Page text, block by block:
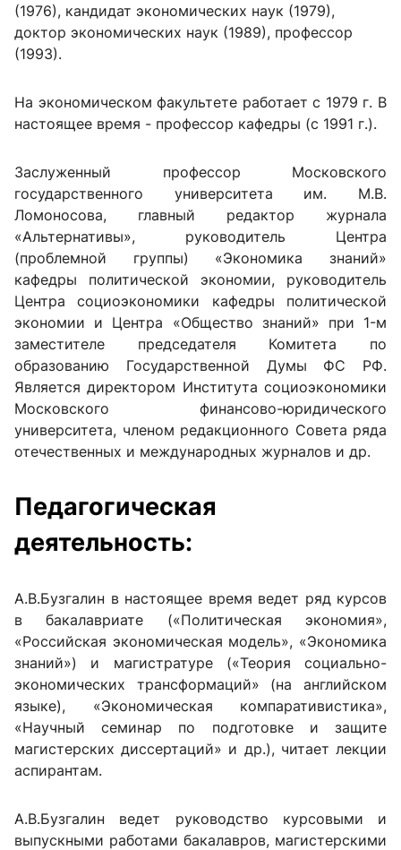
(1976), кандидат экономических наук (1979),
доктор экономических наук (1989), профессор
(1993).
На экономическом факультете работает с 1979 г. В
настоящее время - профессор кафедры (с 1991 г.).
Заслуженный профессор Московского
государственного университета им. М.В.
Ломоносова, главный редактор журнала
«Альтернативы», руководитель Центра
(проблемной группы) «Экономика знаний»
кафедры политической экономии, руководитель
Центра социоэкономики кафедры политической
экономии и Центра «Общество знаний» при 1-м
заместителе председателя Комитета по
образованию Государственной Думы ФС РФ.
Является директором Института социоэкономики
Московского финансово-юридического
университета, членом редакционного Совета ряда
отечественных и международных журналов и др.
Педагогическая
деятельность:
А.В.Бузгалин в настоящее время ведет ряд курсов
в бакалавриате («Политическая экономия»,
«Российская экономическая модель», «Экономика
знаний») и магистратуре («Теория социально-
экономических трансформаций» (на английском
языке), «Экономическая компаративистика»,
«Научный семинар по подготовке и защите
магистерских диссертаций» и др.), читает лекции
аспирантам.
А.В.Бузгалин ведет руководство курсовыми и
выпускными работами бакалавров, магистерскими